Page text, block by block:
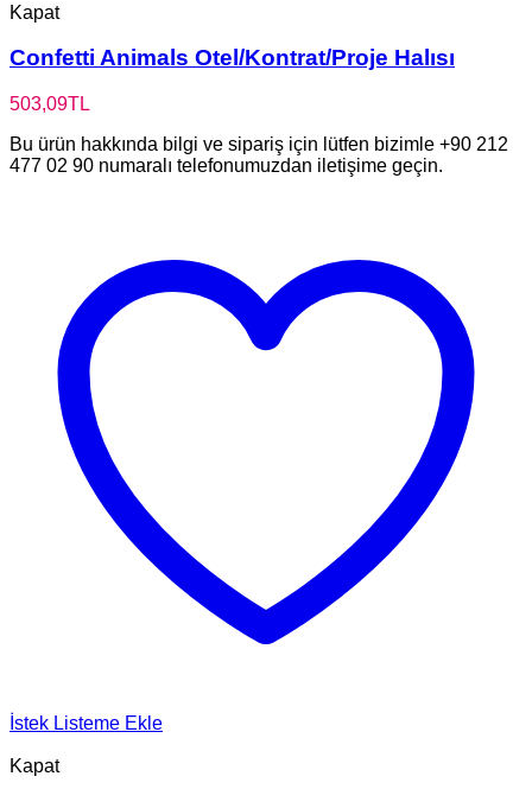
Kapat
Confetti Animals Otel/Kontrat/Proje Halısı
503,09TL
Bu ürün hakkında bilgi ve sipariş için lütfen bizimle +90 212
477 02 90 numaralı telefonumuzdan iletişime geçin.
İstek Listeme Ekle
Kapat